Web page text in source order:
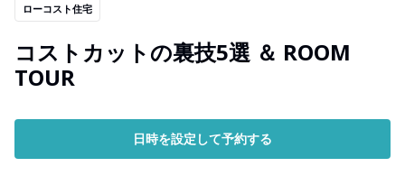
ローコスト住宅
コストカットの裏技5選 ＆ ROOM
TOUR
日時を設定して予約する